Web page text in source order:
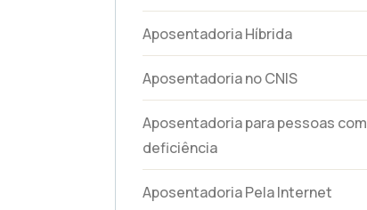
Aposentadoria Híbrida
Aposentadoria no CNIS
Aposentadoria para pessoas com
deficiência
Aposentadoria Pela Internet